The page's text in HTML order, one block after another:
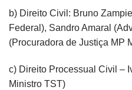
b) Direito Civil: Bruno
Federal), Sandro Amaral
(Procuradora de Justiça MP
c) Direito Processual Civil –
Ministro TST)